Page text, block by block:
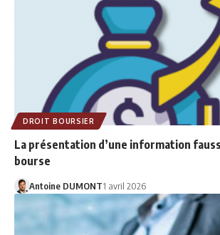
DROIT BOURSIER
La présentation d’une information
bourse
Antoine DUMONT1 avril 2026